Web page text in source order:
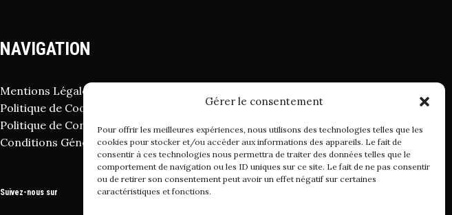
Gérer le consentement
Pour offrir les meilleures expériences, nous utilisons des technologies telles que les
cookies pour stocker et/ou accéder aux informations des appareils. Le fait de
consentir à ces technologies nous permettra de traiter des données telles que le
comportement de navigation ou les ID uniques sur ce site. Le fait de ne pas consentir
ou de retirer son consentement peut avoir un effet négatif sur certaines
caractéristiques et fonctions.
NAVIGATION
Mentions Légales
Politique de Cookies
Politique de Confidentialité
Conditions Générales de Vente
Suivez-nous sur